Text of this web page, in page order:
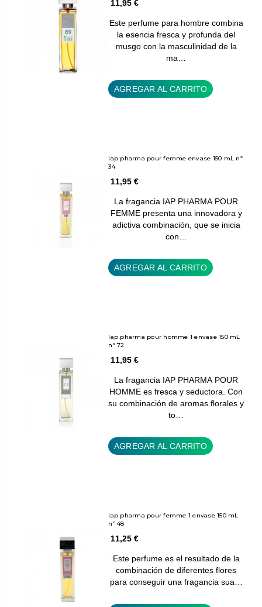
11,95 €
Este perfume para hombre combina
la esencia fresca y profunda del
musgo con la masculinidad de la
ma…
AGREGAR AL CARRITO
Iap pharma pour femme envase 150 mL nº
34
11,95 €
La fragancia IAP PHARMA POUR
FEMME presenta una innovadora y
adictiva combinación, que se inicia
con…
AGREGAR AL CARRITO
Iap pharma pour homme 1 envase 150 mL
nº 72
11,95 €
La fragancia IAP PHARMA POUR
HOMME es fresca y seductora. Con
su combinación de aromas florales y
to…
AGREGAR AL CARRITO
Iap pharma pour femme 1 envase 150 mL
nº 48
11,25 €
Este perfume es el resultado de la
combinación de diferentes flores
para conseguir una fragancia sua…